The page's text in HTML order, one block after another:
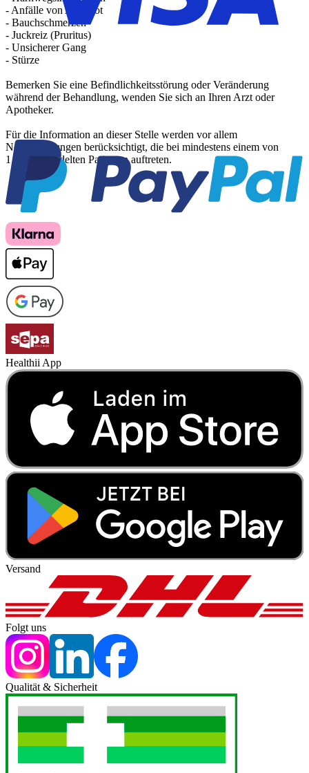
- Anfälle von Atemnot
- Bauchschmerzen
- Juckreiz (Pruritus)
- Unsicherer Gang
- Stürze
Bemerken Sie eine Befindlichkeitsstörung oder Veränderung
während der Behandlung, wenden Sie sich an Ihren Arzt oder
Apotheker.
Für die Information an dieser Stelle werden vor allem
Nebenwirkungen berücksichtigt, die bei mindestens einem von
1.000 behandelten Patienten auftreten.
Healthii App
Versand
Folgt uns
Qualität & Sicherheit